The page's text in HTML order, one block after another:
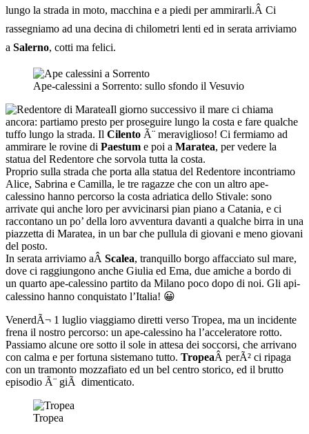
lungo la strada in moto, macchina e a piedi per ammirarli.Â Ci
rassegniamo ad una decina di chilometri lenti ed in serata arriviamo
a Salerno, cotti ma felici.
Ape-calessini a Sorrento: sullo sfondo il Vesuvio
Il giorno successivo il mare ci chiama
ancora: partiamo presto per proseguire lungo la costa e fare qualche
tuffo lungo la strada. Il Cilento Ã¨ meraviglioso! Ci fermiamo ad
ammirare le rovine di Paestum e poi a Maratea, per vedere la
statua del Redentore che sorvola tutta la costa.
Proprio sulla strada che porta alla statua del Redentore incontriamo
Alice, Sabrina e Camilla, le tre ragazze che con un altro ape-
calessino hanno percorso la costa adriatica dello Stivale: sono
arrivate qui anche loro per avvicinarsi pian piano a Catania, e ci
raccontano un po’ della loro avventura davanti a qualche birra in una
piazzetta di Maratea, in un bar che pullula di giovani e meno giovani
del posto.
In serata arriviamo aÂ Scalea, tranquillo borgo affacciato sul mare,
dove ci raggiungono anche Giulia ed Ema, due amiche a bordo di
un quarto ape-calessino partito da Milano poco dopo di noi. Gli api-
calessino hanno conquistato l’Italia! 😀
VenerdÃ¬ 1 luglio viaggiamo diretti verso Tropea, ma un incidente
frena il nostro percorso: un ape-calessino ha l’acceleratore rotto.
Passiamo alcune ore sotto il sole in attesa dei soccorsi, che arrivano
con calma e per fortuna sistemano tutto. TropeaÂ perÃ² ci ripaga
con un tramonto mozzafiato ed un bel centro storico, ed il brutto
episodio Ã¨ giÃ dimenticato.
Tropea